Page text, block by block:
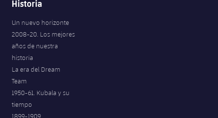
Historia
Un nuevo horizonte
2008-20. Los mejores
años de nuestra
historia
La era del Dream
Team
1950-61. Kubala y su
tiempo
1899-1909.